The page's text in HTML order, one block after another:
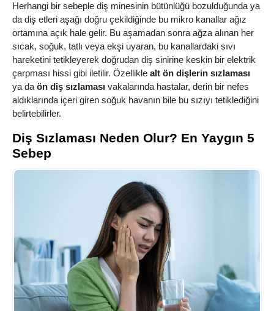
Herhangi bir sebeple diş minesinin bütünlüğü bozulduğunda ya
da diş etleri aşağı doğru çekildiğinde bu mikro kanallar ağız
ortamına açık hale gelir. Bu aşamadan sonra ağza alınan her
sıcak, soğuk, tatlı veya ekşi uyaran, bu kanallardaki sıvı
hareketini tetikleyerek doğrudan diş sinirine keskin bir elektrik
çarpması hissi gibi iletilir. Özellikle alt ön dişlerin sızlaması
ya da ön diş sızlaması vakalarında hastalar, derin bir nefes
aldıklarında içeri giren soğuk havanın bile bu sızıyı tetiklediğini
belirtebilirler.
Diş Sızlaması Neden Olur? En Yaygın 5
Sebep